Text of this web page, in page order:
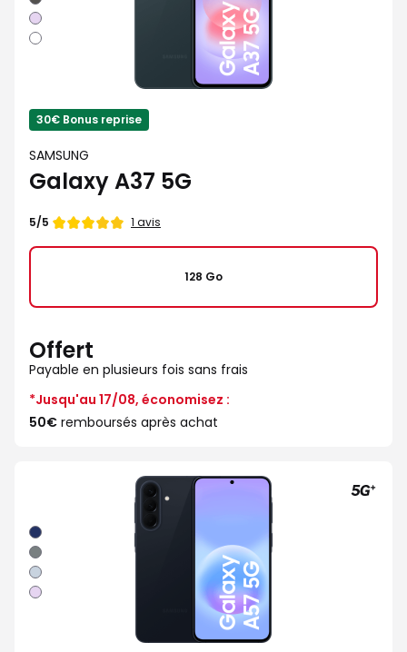
Lavande
Blanc
30€ Bonus reprise
SAMSUNG
Galaxy A37 5G
Note
5/5 1 avis
128 Go
Offert
Payable en plusieurs fois sans frais
*Jusqu'au 17/08, économisez :
50€ remboursés après achat
Bleu
nuit
Gris
Bleu
clair
Lavande